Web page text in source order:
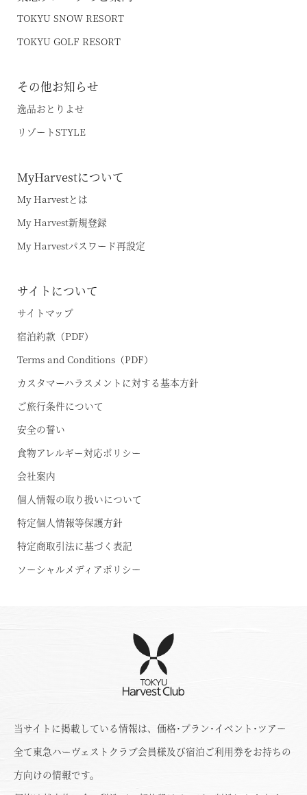
お電話でのご予約はこちら
TOKYU SNOW RESORT
TOKYU GOLF RESORT
その他お知らせ
逸品おとりよせ
リゾートSTYLE
MyHarvestについて
My Harvestとは
My Harvest新規登録
My Harvestパスワード再設定
サイトについて
サイトマップ
宿泊約款（PDF）
Terms and Conditions（PDF）
カスタマーハラスメントに対する基本方針
ご旅行条件について
安全の誓い
食物アレルギー対応ポリシー
会社案内
個人情報の取り扱いについて
特定個人情報等保護方針
特定商取引法に基づく表記
ソーシャルメディアポリシー
当サイトに掲載している情報は、価格･プラン･イベント･ツアー
全て東急ハーヴェストクラブ会員様及び宿泊ご利用券をお持ちの
方向けの情報です。